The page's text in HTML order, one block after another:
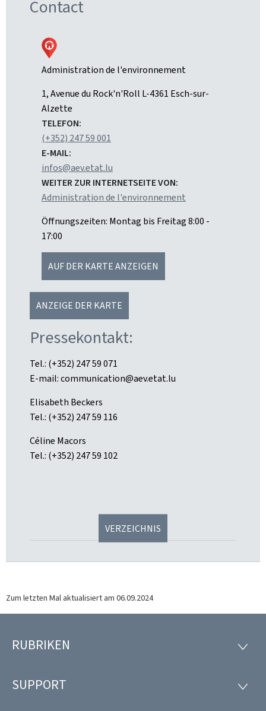
Contact
Administration de l'environnement
ADRESSE:
1, Avenue du Rock'n'Roll L-4361 Esch-sur-
Alzette
TELEFON:
(+352) 247 59 001
E-MAIL:
infos@aev.etat.lu
WEITER ZUR INTERNETSEITE VON:
Administration de l'environnement
Öffnungszeiten: Montag bis Freitag 8:00 -
17:00
AUF DER KARTE ANZEIGEN
ANZEIGE DER KARTE
Pressekontakt:
Tel.: (+352) 247 59 071
E-mail: communication@aev.etat.lu
Elisabeth Beckers
Tel.: (+352) 247 59 116
Céline Macors
Tel.: (+352) 247 59 102
VERZEICHNIS
Zum letzten Mal aktualisiert am 06.09.2024
Footer
RUBRIKEN
SUPPORT